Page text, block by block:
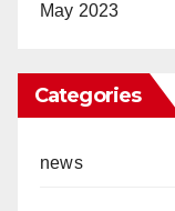
May 2023
Categories
news